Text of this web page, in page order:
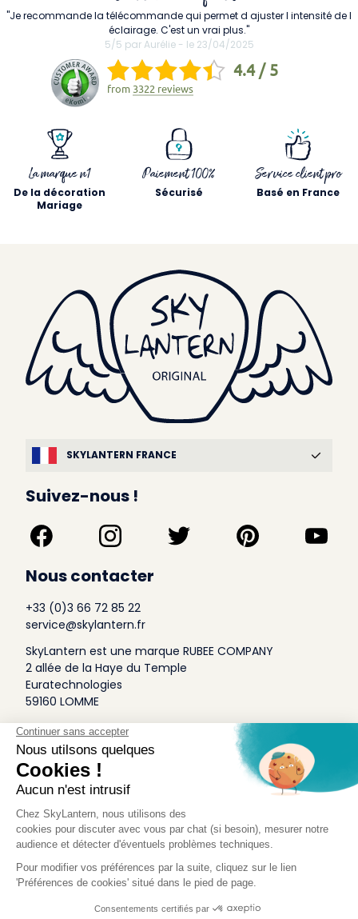
La marque n1
De la décoration
Mariage
Paiement 100%
Sécurisé
Service client pro
Basé en France
"Je recommande la télécommande qui permet d ajuster l intensité de l
éclairage. C'est un vrai plus."
5/5 par Aurélie - le 23/04/2025
4.4 / 5
from 3322 reviews
SKYLANTERN FRANCE
Suivez-nous !
Nous contacter
+33 (0)3 66 72 85 22
service@skylantern.fr
SkyLantern est une marque RUBEE COMPANY
2 allée de la Haye du Temple
Euratechnologies
59160 LOMME
A Propos
Qui sommes-nous
Conditions générales de Vente
Mentions légales
Politique Antispam
Idée Design
Skylantern Original in the UK